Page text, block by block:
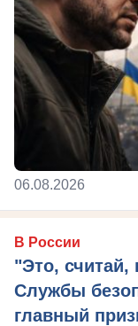
06.08.2026
В России
"Это, считай,
Службы
главный